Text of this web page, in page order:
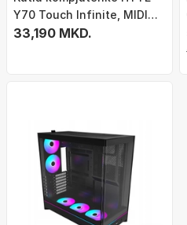
Y70 Touch Infinite, MIDI
Tower, ekran 14.9" me
33,190 MKD.